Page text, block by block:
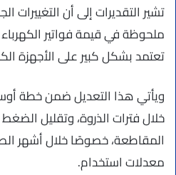
تشير التقديرات إلى أن التغييرات
ملحوظة في قيمة فواتير
تعتمد بشكل كبير على الأجهزة
ويأتي هذا التعديل ضمن خطة
خلال فترات الذروة، وتقليل
المقاطعة، خصوصًا خلال أشهر
معدلات استخدام.